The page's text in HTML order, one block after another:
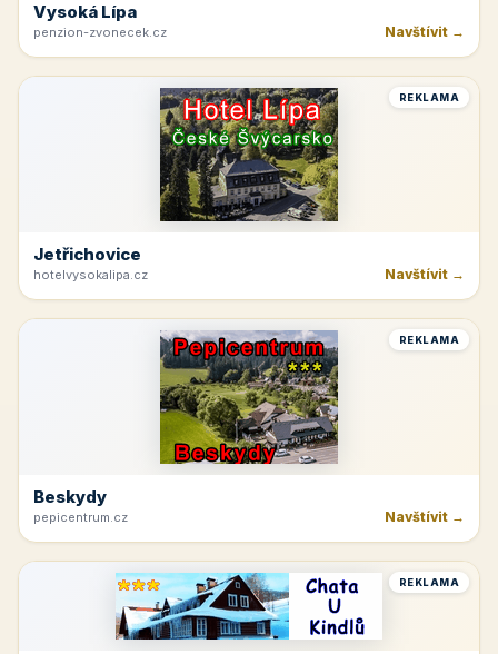
Vysoká Lípa
penzion-zvonecek.cz Navštívit →
REKLAMA
Jetřichovice
hotelvysokalipa.cz Navštívit →
REKLAMA
Beskydy
pepicentrum.cz Navštívit →
REKLAMA